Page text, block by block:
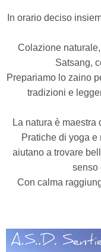
In orario deciso
Colazione
Satsang,
Prepariamo lo zaino
tradizioni e
La natura è
Pratiche di yoga e
aiutano a trovare
senso
Con calma